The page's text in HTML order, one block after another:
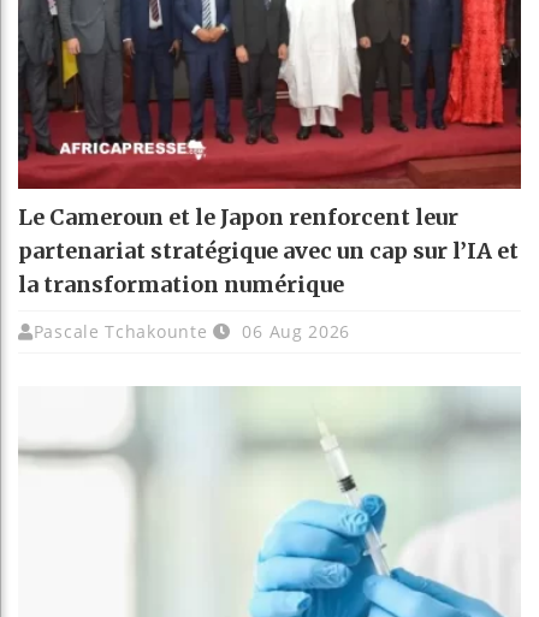
Le Cameroun et le Japon renforcent leur
partenariat stratégique avec un cap sur l’IA et
la transformation numérique
Pascale Tchakounte 06 Aug 2026